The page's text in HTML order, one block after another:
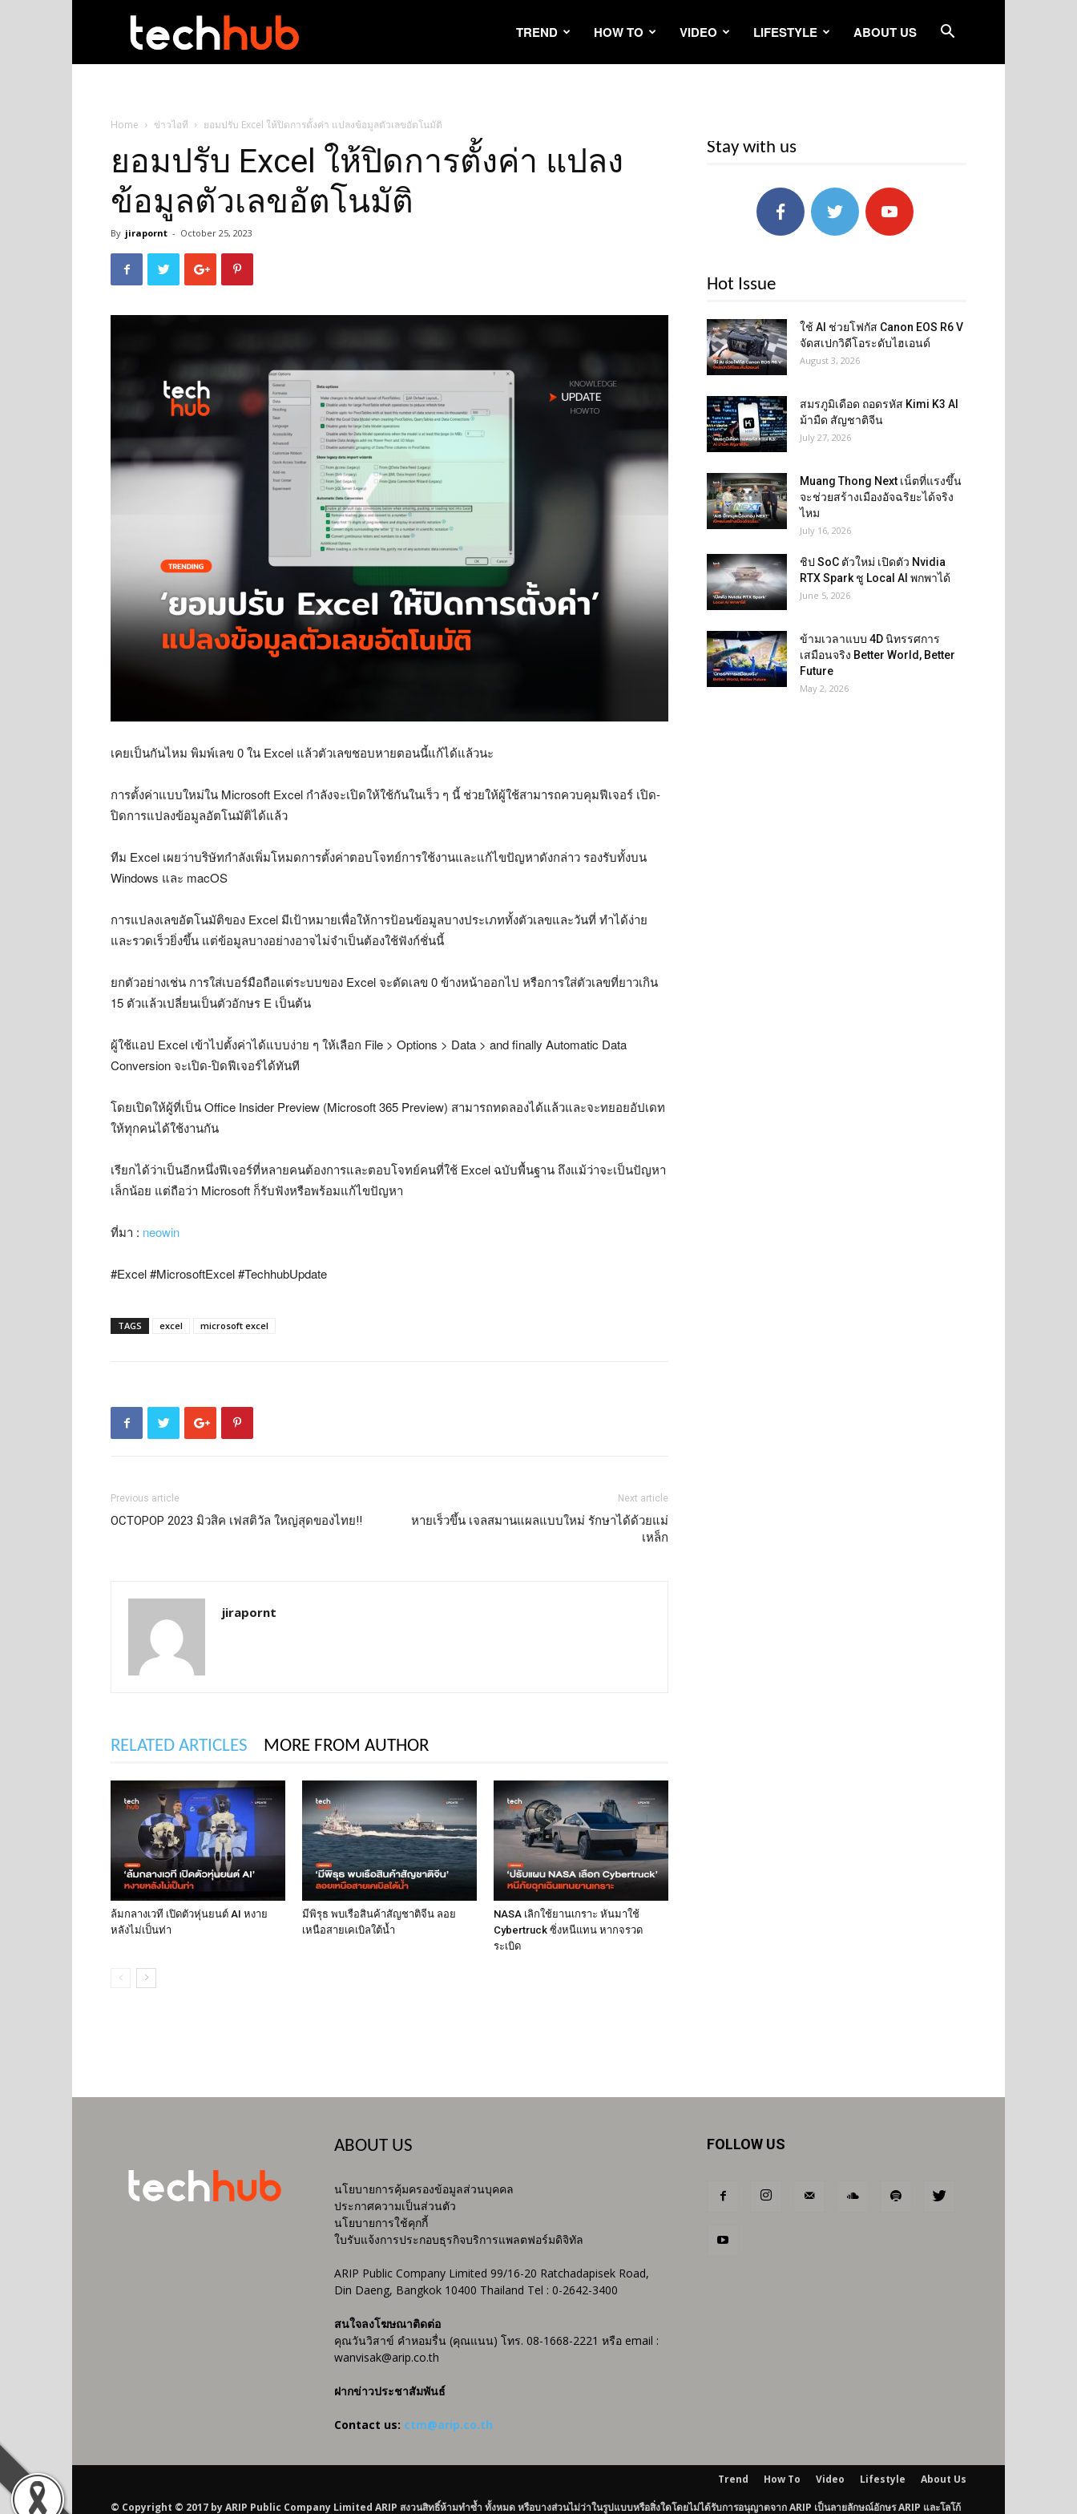
TREND HOW TO VIDEO LIFESTYLE ABOUT US
Home ข่าวไอที ยอมปรับ Excel ให้ปิดการตั้งค่า แปลงข้อมูลตัวเลขอัตโนมัติ
ยอมปรับ Excel ให้ปิดการตั้งค่า แปลง
ข้อมูลตัวเลขอัตโนมัติ
By jirapornt - October 25, 2023
เคยเป็นกันไหม พิมพ์เลข 0 ใน Excel แล้วตัวเลขชอบหายตอนนี้แก้ได้แล้วนะ
การตั้งค่าแบบใหม่ใน Microsoft Excel กำลังจะเปิดให้ใช้กันในเร็ว ๆ นี้ ช่วยให้ผู้ใช้สามารถควบคุมฟีเจอร์ เปิด-
ปิดการแปลงข้อมูลอัตโนมัติได้แล้ว
ทีม Excel เผยว่าบริษัทกำลังเพิ่มโหมดการตั้งค่าตอบโจทย์การใช้งานและแก้ไขปัญหาดังกล่าว รองรับทั้งบน
Windows และ macOS
การแปลงเลขอัตโนมัติของ Excel มีเป้าหมายเพื่อให้การป้อนข้อมูลบางประเภททั้งตัวเลขและวันที่ ทำได้ง่าย
และรวดเร็วยิ่งขึ้น แต่ข้อมูลบางอย่างอาจไม่จำเป็นต้องใช้ฟังก์ชั่นนี้
ยกตัวอย่างเช่น การใส่เบอร์มือถือแต่ระบบของ Excel จะตัดเลข 0 ข้างหน้าออกไป หรือการใส่ตัวเลขที่ยาวเกิน
15 ตัวแล้วเปลี่ยนเป็นตัวอักษร E เป็นต้น
ผู้ใช้แอป Excel เข้าไปตั้งค่าได้แบบง่าย ๆ ให้เลือก File > Options > Data > and finally Automatic Data
Conversion จะเปิด-ปิดฟีเจอร์ได้ทันที
โดยเปิดให้ผู้ที่เป็น Office Insider Preview (Microsoft 365 Preview) สามารถทดลองได้แล้วและจะทยอยอัปเดท
ให้ทุกคนได้ใช้งานกัน
เรียกได้ว่าเป็นอีกหนึ่งฟีเจอร์ที่หลายคนต้องการและตอบโจทย์คนที่ใช้ Excel ฉบับพื้นฐาน ถึงแม้ว่าจะเป็นปัญหา
เล็กน้อย แต่ถือว่า Microsoft ก็รับฟังหรือพร้อมแก้ไขปัญหา
ที่มา : neowin
#Excel #MicrosoftExcel #TechhubUpdate
TAGS excel microsoft excel
Previous article
OCTOPOP 2023 มิวสิค เฟสติวัล ใหญ่สุดของไทย!!
Next article
หายเร็วขึ้น เจลสมานแผลแบบใหม่ รักษาได้ด้วยแม่
เหล็ก
jirapornt
RELATED ARTICLES MORE FROM AUTHOR
ล้มกลางเวที เปิดตัวหุ่นยนต์ AI หงาย
หลังไม่เป็นท่า
มีพิรุธ พบเรือสินค้าสัญชาติจีน ลอย
เหนือสายเคเบิลใต้น้ำ
NASA เลิกใช้ยานเกราะ หันมาใช้
Cybertruck ซิ่งหนีแทน หากจรวด
ระเบิด
Stay with us
Hot Issue
ใช้ AI ช่วยโฟกัส Canon EOS R6 V
จัดสเปกวิดีโอระดับไฮเอนด์
August 3, 2026
สมรภูมิเดือด ถอดรหัส Kimi K3 AI
ม้ามืด สัญชาติจีน
July 27, 2026
Muang Thong Next เน็ตที่แรงขึ้น
จะช่วยสร้างเมืองอัจฉริยะได้จริง
ไหม
July 16, 2026
ชิป SoC ตัวใหม่ เปิดตัว Nvidia
RTX Spark ชู Local AI พกพาได้
June 5, 2026
ข้ามเวลาแบบ 4D นิทรรศการ
เสมือนจริง Better World, Better
Future
May 2, 2026
ABOUT US
นโยบายการคุ้มครองข้อมูลส่วนบุคคล
ประกาศความเป็นส่วนตัว
นโยบายการใช้คุกกี้
ใบรับแจ้งการประกอบธุรกิจบริการแพลตฟอร์มดิจิทัล
ARIP Public Company Limited 99/16-20 Ratchadapisek Road,
Din Daeng, Bangkok 10400 Thailand Tel : 0-2642-3400
สนใจลงโฆษณาติดต่อ
คุณวันวิสาข์ คำหอมรื่น (คุณแนน) โทร. 08-1668-2221 หรือ email :
wanvisak@arip.co.th
ฝากข่าวประชาสัมพันธ์
Contact us: ctm@arip.co.th
FOLLOW US
Trend How To Video Lifestyle About Us
© Copyright © 2017 by ARIP Public Company Limited ARIP สงวนสิทธิ์ห้ามทำซ้ำ ทั้งหมด หรือบางส่วนไม่ว่าในรูปแบบหรือสิ่งใดโดยไม่ได้รับการอนุญาตจาก ARIP เป็นลายลักษณ์อักษร ARIP และโลโก้